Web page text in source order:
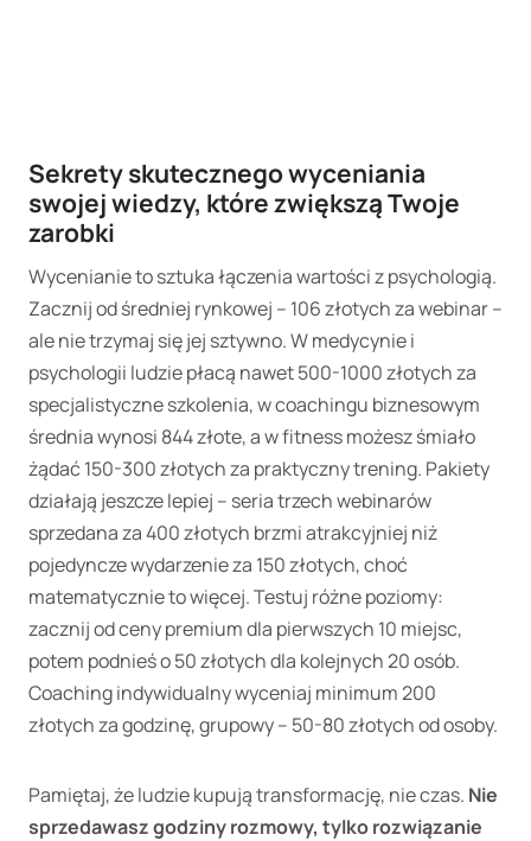
Sekrety skutecznego wyceniania
swojej wiedzy, które zwiększą Twoje
zarobki
Wycenianie to sztuka łączenia wartości z psychologią.
Zacznij od średniej rynkowej – 106 złotych za webinar –
ale nie trzymaj się jej sztywno. W medycynie i
psychologii ludzie płacą nawet 500-1000 złotych za
specjalistyczne szkolenia, w coachingu biznesowym
średnia wynosi 844 złote, a w fitness możesz śmiało
żądać 150-300 złotych za praktyczny trening. Pakiety
działają jeszcze lepiej – seria trzech webinarów
sprzedana za 400 złotych brzmi atrakcyjniej niż
pojedyncze wydarzenie za 150 złotych, choć
matematycznie to więcej. Testuj różne poziomy:
zacznij od ceny premium dla pierwszych 10 miejsc,
potem podnieś o 50 złotych dla kolejnych 20 osób.
Coaching indywidualny wyceniaj minimum 200
złotych za godzinę, grupowy – 50-80 złotych od osoby.
Pamiętaj, że ludzie kupują transformację, nie czas. Nie
sprzedawasz godziny rozmowy, tylko rozwiązanie